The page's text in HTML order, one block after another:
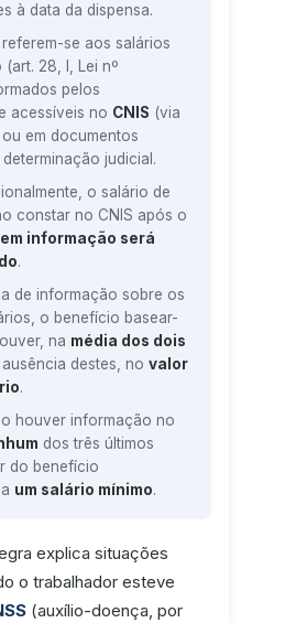
à data da dispensa.
se aos salários
28, I, Lei nº
pelos
acessíveis no CNIS (via
em documentos
judicial.
o salário de
constar no CNIS após o
informação será
.
de informação sobre os
o benefício basear-
na média dos dois
destes, no valor
.
houver informação no
dos três últimos
do benefício
um salário mínimo.
explica situações
o trabalhador esteve
(auxílio-doença, por